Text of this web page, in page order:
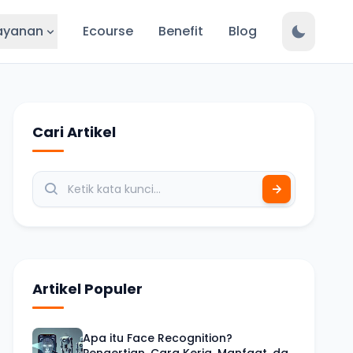
Ecourse Benefit Blog
Cari Artikel
Artikel Populer
Apa itu Face Recognition?